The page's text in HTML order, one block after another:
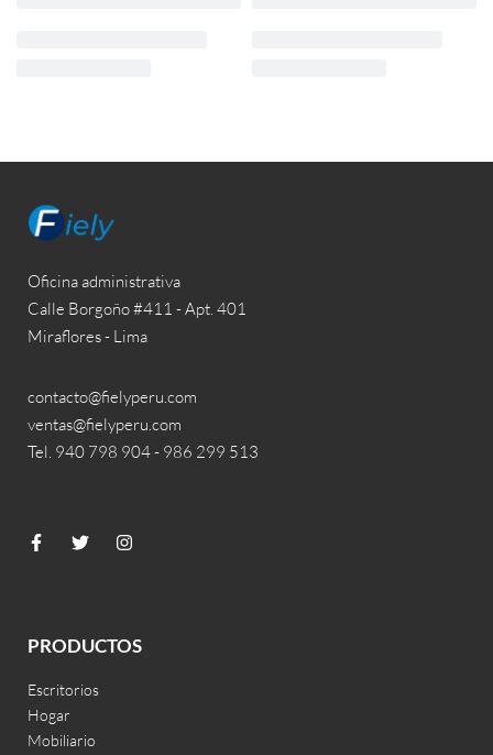
Oficina administrativa
Calle Borgoño #411 - Apt. 401
Miraflores - Lima
contacto@fielyperu.com
ventas@fielyperu.com
Tel. 940 798 904 - 986 299 513
PRODUCTOS
Escritorios
Hogar
Mobiliario